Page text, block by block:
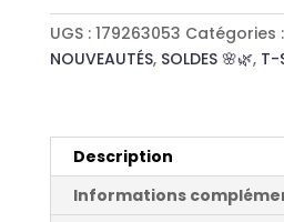
JESSY
UGS : 179263053 Catégories :
NOUVEAUTÉS, SOLDES 🌸🌿, T-
Description
Informations